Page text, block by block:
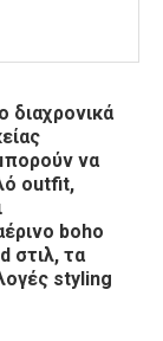
διαχρονικά
να
outfit,
boho
στιλ, τα
styling